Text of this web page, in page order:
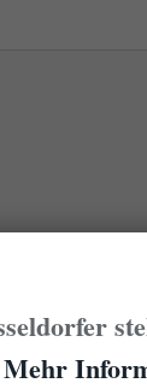
Der erste
Das kann
Mehr